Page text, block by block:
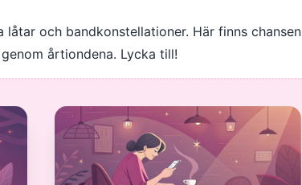
och bandkonstellationer. Här finns chansen
årtiondena. Lycka till!